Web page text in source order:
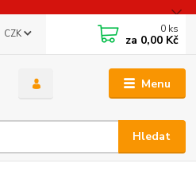
Menu
CZK
Hledat
0 ks
za 0,00 Kč